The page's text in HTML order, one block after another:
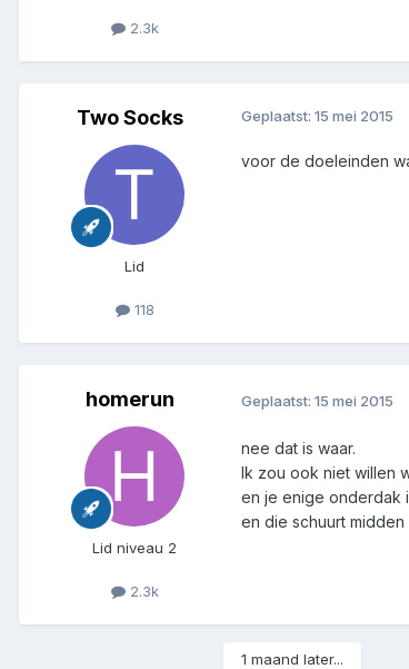
2.3k
Two Socks
Lid
118
Geplaatst: 15 mei 2015
voor de doeleinden
homerun
Lid niveau 2
2.3k
Geplaatst: 15 mei 2015
nee dat is waar.
Ik zou ook niet willen
en je enige onderdak
en die schuurt midden
1 maand later...